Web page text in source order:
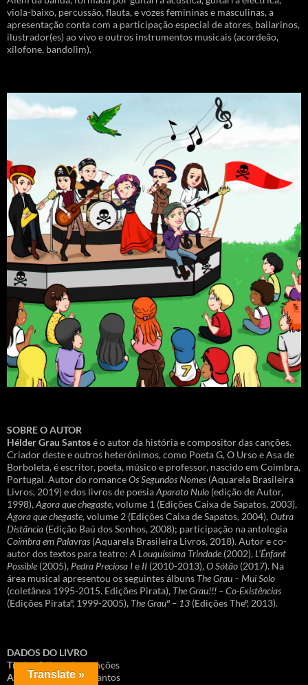
viola-baixo, percussão, flauta, e vozes femininas e masculinas, a
apresentação conta com a participação especial de atores, bailarinos,
ilustrador(es) ao vivo e outros instrumentos musicais (acordeão,
xilofone, bandolim).
SOBRE O AUTOR
Hélder Grau Santosé o autor da história e compositor das canções.
Criador deste e outros heterónimos, como Poeta G, O Urso e Asa de
Borboleta, é escritor, poeta, músico e professor, nascido em Coimbra,
Portugal. Autor do romanceOs Segundos Nomes (Aquarela Brasileira
Livros, 2019) e dos livros de poesiaAparato Nulo (edição de Autor,
1998),Agora que chegaste, volume 1 (Edições Caixa de Sapatos, 2003),
Agora que chegaste, volume 2 (Edições Caixa de Sapatos, 2004),Outra
Distância (Edição Baú dos Sonhos, 2008); participação na antologia
Coimbra em Palavras (Aquarela Brasileira Livros, 2018). Autor e co-
autor dos textos para teatro: A Louquíssima Trindade (2002),L’Énfant
Possible (2005), Pedra Preciosa Ie II (2010-2013),O Sótão (2017). Na
área musical apresentou os seguintes álbuns The Grau – Mui Solo
(coletânea 1995-2015. Edições Pirata), The Grau!!! – Co-Existências
(Edições Pirataº, 1999-2005), The Grauº – 13 (Edições Theº, 2013).
DADOS DO LIVRO
Título: O livro das canções
Autor : Hélder Grau Santos
Translate »